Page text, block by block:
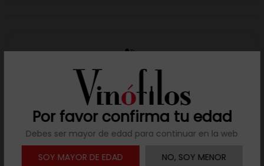
Por favor confirma tu edad
Debes ser mayor de edad para continuar en la web
SOY MAYOR DE EDAD
NO, SOY MENOR
Resuelve tus dudas
Llámanos al teléfono 691 108 942, de lunes a viernes,
no festivos, de 9h a 17h.
 Descargar ficha